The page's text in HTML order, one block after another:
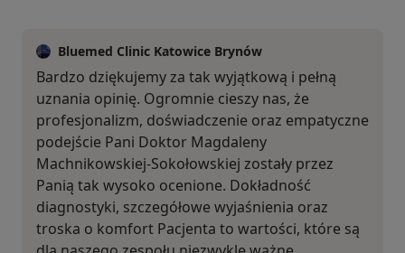
Bluemed Clinic Katowice Brynów
Bardzo dziękujemy za tak wyjątkową i pełną
uznania opinię. Ogromnie cieszy nas, że
profesjonalizm, doświadczenie oraz empatyczne
podejście Pani Doktor Magdaleny
Machnikowskiej-Sokołowskiej zostały przez
Panią tak wysoko ocenione. Dokładność
diagnostyki, szczegółowe wyjaśnienia oraz
troska o komfort Pacjenta to wartości, które są